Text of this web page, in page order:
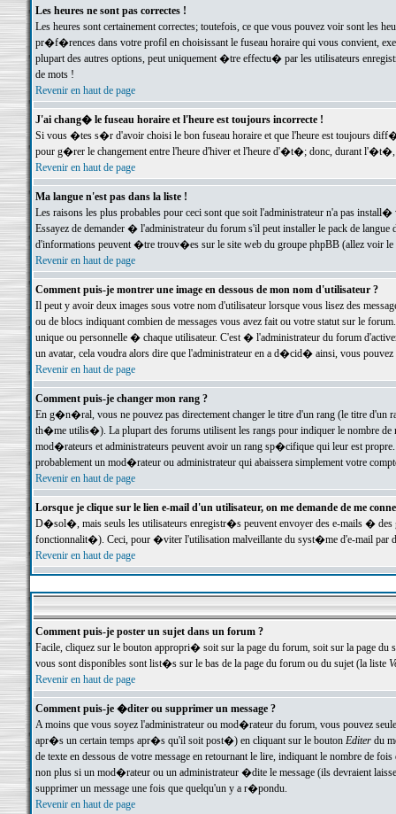
Les heures ne sont pas correctes !
Les heures sont certainement correctes; toutefois, ce que vous pouvez voir sont
pr�f�rences dans votre profil en choisissant le fuseau horaire qui vous convient,
plupart des autres options, peut uniquement �tre effectu� par les utilisateurs
de mots !
Revenir en haut de page
J'ai chang� le fuseau horaire et l'heure est toujours incorrecte !
Si vous �tes s�r d'avoir choisi le bon fuseau horaire et que l'heure est toujours
pour g�rer le changement entre l'heure d'hiver et l'heure d'�t�; donc, durant
Revenir en haut de page
Ma langue n'est pas dans la liste !
Les raisons les plus probables pour ceci sont que soit l'administrateur n'a pas
Essayez de demander � l'administrateur du forum s'il peut installer le pack de
d'informations peuvent �tre trouv�es sur le site web du groupe phpBB (allez voir le
Revenir en haut de page
Comment puis-je montrer une image en dessous de mon nom d'utilisateur ?
Il peut y avoir deux images sous votre nom d'utilisateur lorsque vous lisez des
ou de blocs indiquant combien de messages vous avez fait ou votre statut sur le
unique ou personnelle � chaque utilisateur. C'est � l'administrateur du forum
un avatar, cela voudra alors dire que l'administrateur en a d�cid� ainsi, vous
Revenir en haut de page
Comment puis-je changer mon rang ?
En g�n�ral, vous ne pouvez pas directement changer le titre d'un rang (le titre d'un
th�me utilis�). La plupart des forums utilisent les rangs pour indiquer le nombre de
mod�rateurs et administrateurs peuvent avoir un rang sp�cifique qui leur est
probablement un mod�rateur ou administrateur qui abaissera simplement votre
Revenir en haut de page
Lorsque je clique sur le lien e-mail d'un utilisateur, on me demande de me
D�sol�, mais seuls les utilisateurs enregistr�s peuvent envoyer des e-mails �
fonctionnalit�). Ceci, pour �viter l'utilisation malveillante du syst�me d'e-mail par
Revenir en haut de page
Comment puis-je poster un sujet dans un forum ?
Facile, cliquez sur le bouton appropri� soit sur la page du forum, soit sur la page du
vous sont disponibles sont list�s sur le bas de la page du forum ou du sujet (la liste
Revenir en haut de page
Comment puis-je �diter ou supprimer un message ?
A moins que vous soyez l'administrateur ou mod�rateur du forum, vous pouvez
apr�s un certain temps apr�s qu'il soit post�) en cliquant sur le bouton Editerdu
de texte en dessous de votre message en retournant le lire, indiquant le nombre
non plus si un mod�rateur ou un administrateur �dite le message (ils devraient
supprimer un message une fois que quelqu'un y a r�pondu.
Revenir en haut de page